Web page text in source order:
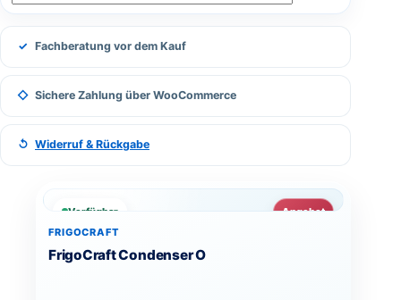
✓ Fachberatung vor dem Kauf
◇ Sichere Zahlung über WooCommerce
↺ Widerruf & Rückgabe
Verfügbar
Angebot
FRIGOCRAFT
FrigoCraft Condenser O